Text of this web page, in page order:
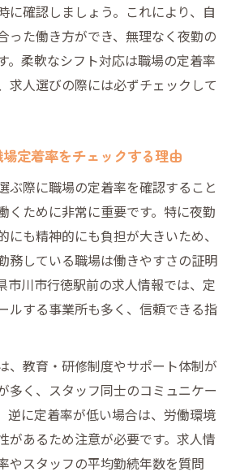
に確認しましょう。これにより、自
った働き方ができ、無理なく夜勤の
。柔軟なシフト対応は職場の定着率
求人選びの際には必ずチェックして
定着率をチェックする理由
ぶ際に職場の定着率を確認すること
くために非常に重要です。特に夜勤
にも精神的にも負担が大きいため、
務している職場は働きやすさの証明
市川市行徳駅前の求人情報では、定
ルする事業所も多く、信頼できる指
、教育・研修制度やサポート体制が
多く、スタッフ同士のコミュニケー
逆に定着率が低い場合は、労働環境
があるため注意が必要です。求人情
やスタッフの平均勤続年数を質問